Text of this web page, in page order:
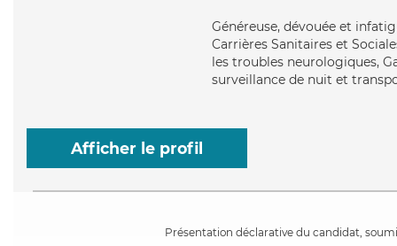
Généreuse, dévouée et
Carrières Sanitaires et
les troubles neurologiques,
surveillance de nuit et
Afficher le profil
Présentation déclarative du candidat,